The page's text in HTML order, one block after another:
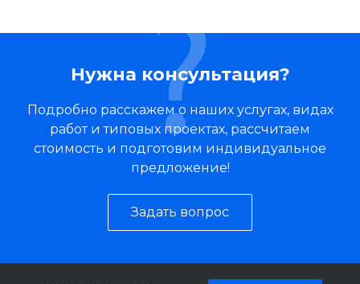
Нужна консультация?
Подробно расскажем о наших услугах, видах
работ и типовых проектах, рассчитаем
стоимость и подготовим индивидуальное
предложение!
Задать вопрос